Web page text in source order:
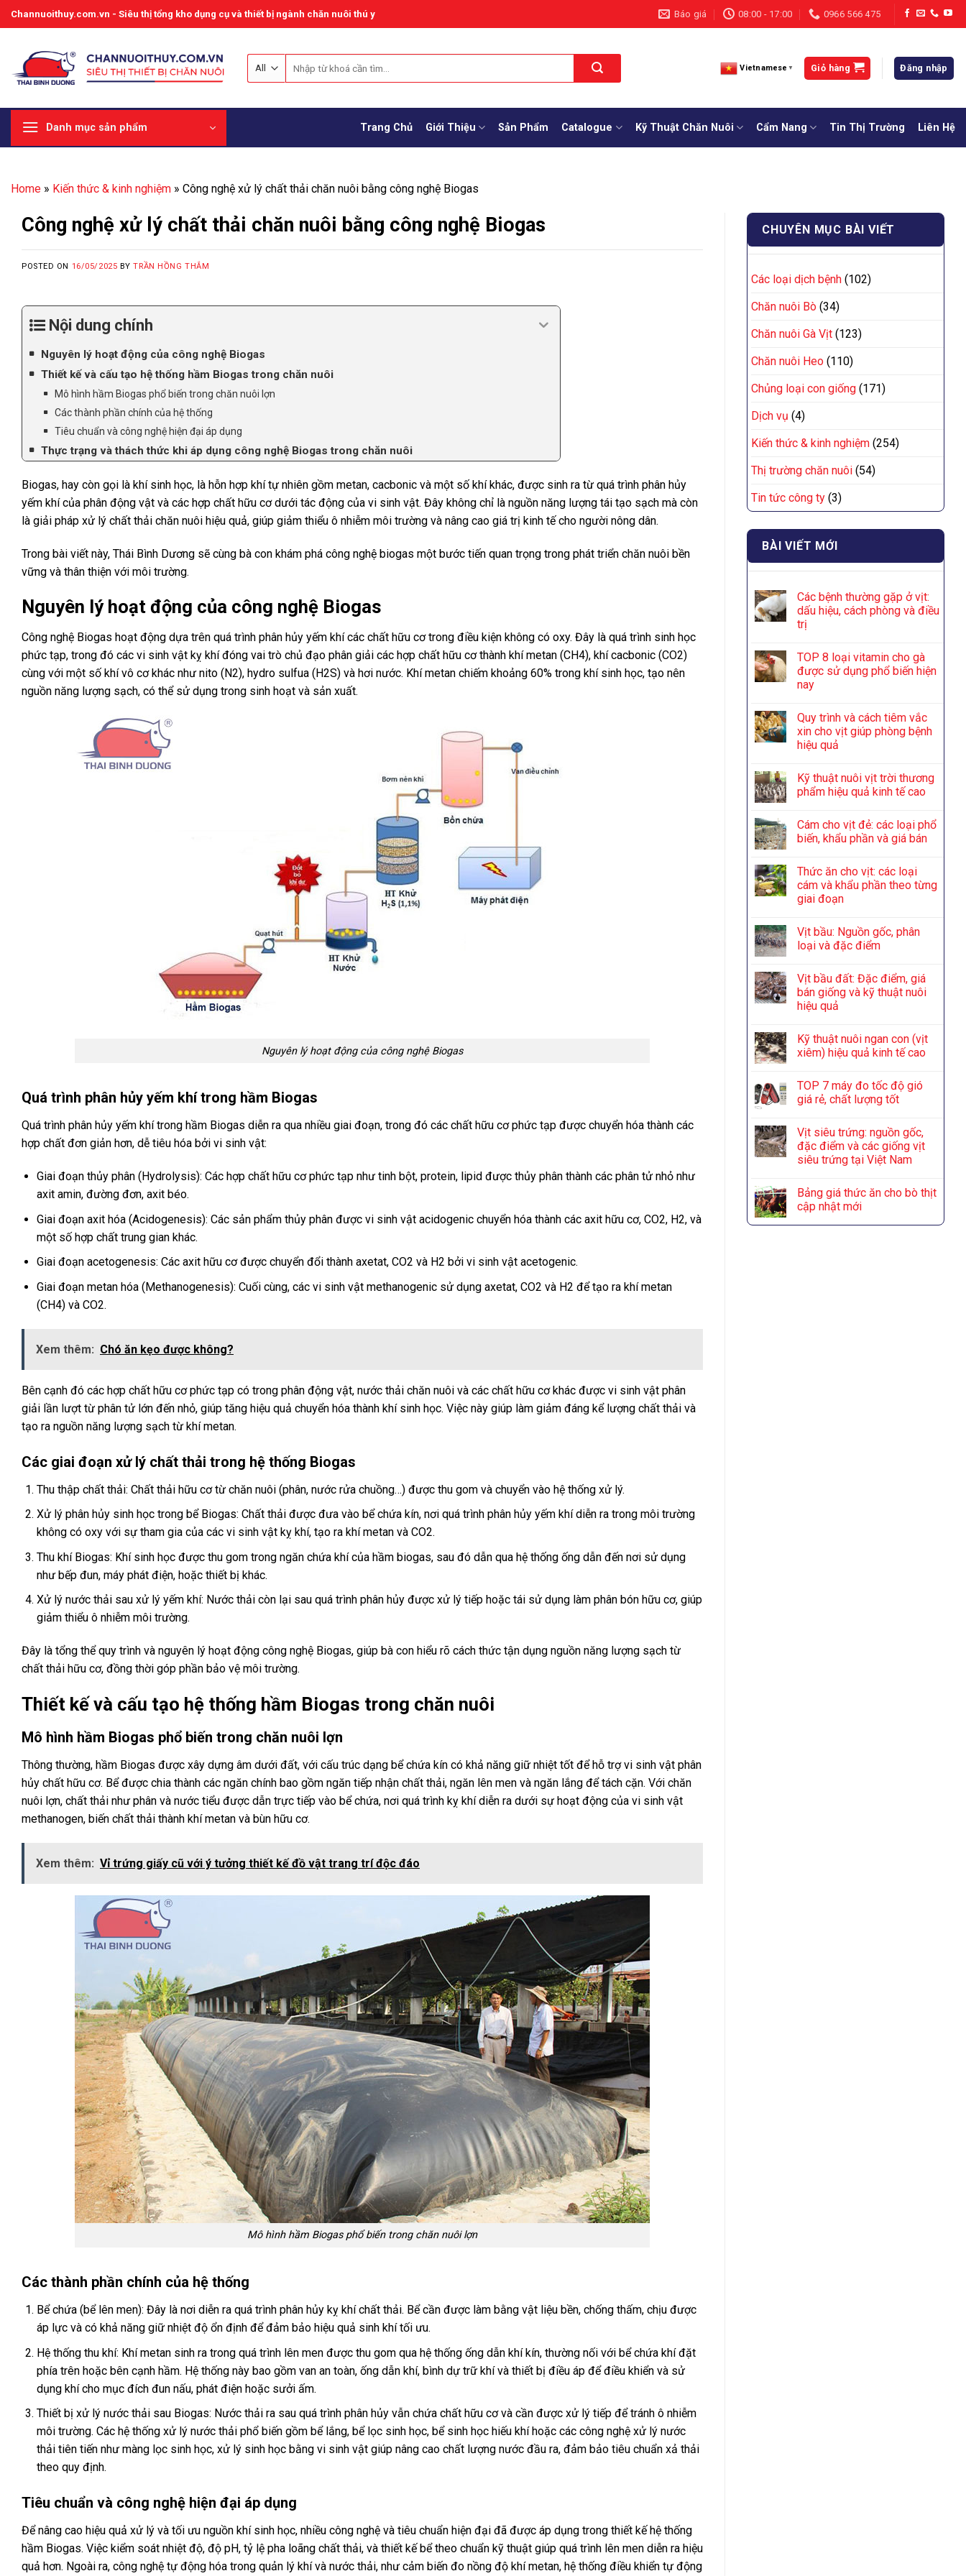
Skip
to
Channuoithuy.com.vn - Siêu thị tổng kho dụng cụ và thiết bị ngành chăn nuôi thú y Báo giá 08:00 - 17:00 0966 566 475
kiếm:
Vietnamese ▼ Giỏ hàng Đăng nhập
Danh mục sản phẩm Trang Chủ Giới Thiệu Sản Phẩm Catalogue Kỹ Thuật Chăn Nuôi Cẩm Nang Tin Thị Trường Liên Hệ
Home » Kiến thức & kinh nghiệm » Công nghệ xử lý chất thải chăn nuôi bằng công nghệ Biogas
Công nghệ xử lý chất thải chăn nuôi bằng công nghệ Biogas
POSTED ON 16/05/2025 BYTRẦN HỒNG THẮM
Nội dung chính
Nguyên lý hoạt động của công nghệ Biogas
Thiết kế và cấu tạo hệ thống hầm Biogas trong chăn nuôi
Mô hình hầm Biogas phổ biến trong chăn nuôi lợn
Các thành phần chính của hệ thống
Tiêu chuẩn và công nghệ hiện đại áp dụng
Thực trạng và thách thức khi áp dụng công nghệ Biogas trong chăn nuôi
Biogas, hay còn gọi là khí sinh học, là hỗn hợp khí tự nhiên gồm metan, cacbonic và một số khí khác, được sinh ra từ quá trình phân hủy
yếm khí của phân động vật và các hợp chất hữu cơ dưới tác động của vi sinh vật. Đây không chỉ là nguồn năng lượng tái tạo sạch mà còn
là giải pháp xử lý chất thải chăn nuôi hiệu quả, giúp giảm thiểu ô nhiễm môi trường và nâng cao giá trị kinh tế cho người nông dân.
Trong bài viết này, Thái Bình Dương sẽ cùng bà con khám phá công nghệ biogas một bước tiến quan trọng trong phát triển chăn nuôi bền
vững và thân thiện với môi trường.
Nguyên lý hoạt động của công nghệ Biogas
Công nghệ Biogas hoạt động dựa trên quá trình phân hủy yếm khí các chất hữu cơ trong điều kiện không có oxy. Đây là quá trình sinh học
phức tạp, trong đó các vi sinh vật kỵ khí đóng vai trò chủ đạo phân giải các hợp chất hữu cơ thành khí metan (CH4), khí cacbonic (CO2)
cùng với một số khí vô cơ khác như nito (N2), hydro sulfua (H2S) và hơi nước. Khí metan chiếm khoảng 60% trong khí sinh học, tạo nên
nguồn năng lượng sạch, có thể sử dụng trong sinh hoạt và sản xuất.
Nguyên lý hoạt động của công nghệ Biogas
Quá trình phân hủy yếm khí trong hầm Biogas
Quá trình phân hủy yếm khí trong hầm Biogas diễn ra qua nhiều giai đoạn, trong đó các chất hữu cơ phức tạp được chuyển hóa thành các
hợp chất đơn giản hơn, dễ tiêu hóa bởi vi sinh vật:
Giai đoạn thủy phân (Hydrolysis): Các hợp chất hữu cơ phức tạp như tinh bột, protein, lipid được thủy phân thành các phân tử nhỏ như
axit amin, đường đơn, axit béo.
Giai đoạn axit hóa (Acidogenesis): Các sản phẩm thủy phân được vi sinh vật acidogenic chuyển hóa thành các axit hữu cơ, CO2, H2, và
một số hợp chất trung gian khác.
Giai đoạn acetogenesis: Các axit hữu cơ được chuyển đổi thành axetat, CO2 và H2 bởi vi sinh vật acetogenic.
Giai đoạn metan hóa (Methanogenesis): Cuối cùng, các vi sinh vật methanogenic sử dụng axetat, CO2 và H2 để tạo ra khí metan
(CH4) và CO2.
Xem thêm: Chó ăn kẹo được không?
Bên cạnh đó các hợp chất hữu cơ phức tạp có trong phân động vật, nước thải chăn nuôi và các chất hữu cơ khác được vi sinh vật phân
giải lần lượt từ phân tử lớn đến nhỏ, giúp tăng hiệu quả chuyển hóa thành khí sinh học. Việc này giúp làm giảm đáng kể lượng chất thải và
tạo ra nguồn năng lượng sạch từ khí metan.
Các giai đoạn xử lý chất thải trong hệ thống Biogas
Thu thập chất thải: Chất thải hữu cơ từ chăn nuôi (phân, nước rửa chuồng…) được thu gom và chuyển vào hệ thống xử lý.
Xử lý phân hủy sinh học trong bể Biogas: Chất thải được đưa vào bể chứa kín, nơi quá trình phân hủy yếm khí diễn ra trong môi trường
không có oxy với sự tham gia của các vi sinh vật kỵ khí, tạo ra khí metan và CO2.
Thu khí Biogas: Khí sinh học được thu gom trong ngăn chứa khí của hầm biogas, sau đó dẫn qua hệ thống ống dẫn đến nơi sử dụng
như bếp đun, máy phát điện, hoặc thiết bị khác.
Xử lý nước thải sau xử lý yếm khí: Nước thải còn lại sau quá trình phân hủy được xử lý tiếp hoặc tái sử dụng làm phân bón hữu cơ, giúp
giảm thiểu ô nhiễm môi trường.
Đây là tổng thể quy trình và nguyên lý hoạt động công nghệ Biogas, giúp bà con hiểu rõ cách thức tận dụng nguồn năng lượng sạch từ
chất thải hữu cơ, đồng thời góp phần bảo vệ môi trường.
Thiết kế và cấu tạo hệ thống hầm Biogas trong chăn nuôi
Mô hình hầm Biogas phổ biến trong chăn nuôi lợn
Thông thường, hầm Biogas được xây dựng âm dưới đất, với cấu trúc dạng bể chứa kín có khả năng giữ nhiệt tốt để hỗ trợ vi sinh vật phân
hủy chất hữu cơ. Bể được chia thành các ngăn chính bao gồm ngăn tiếp nhận chất thải, ngăn lên men và ngăn lắng để tách cặn. Với chăn
nuôi lợn, chất thải như phân và nước tiểu được dẫn trực tiếp vào bể chứa, nơi quá trình kỵ khí diễn ra dưới sự hoạt động của vi sinh vật
methanogen, biến chất thải thành khí metan và bùn hữu cơ.
Xem thêm: Vỉ trứng giấy cũ với ý tưởng thiết kế đồ vật trang trí độc đáo
Mô hình hầm Biogas phổ biến trong chăn nuôi lợn
Các thành phần chính của hệ thống
Bể chứa (bể lên men): Đây là nơi diễn ra quá trình phân hủy kỵ khí chất thải. Bể cần được làm bằng vật liệu bền, chống thấm, chịu được
áp lực và có khả năng giữ nhiệt độ ổn định để đảm bảo hiệu quả sinh khí tối ưu.
Hệ thống thu khí: Khí metan sinh ra trong quá trình lên men được thu gom qua hệ thống ống dẫn khí kín, thường nối với bể chứa khí đặt
phía trên hoặc bên cạnh hầm. Hệ thống này bao gồm van an toàn, ống dẫn khí, bình dự trữ khí và thiết bị điều áp để điều khiển và sử
dụng khí cho mục đích đun nấu, phát điện hoặc sưởi ấm.
Thiết bị xử lý nước thải sau Biogas: Nước thải ra sau quá trình phân hủy vẫn chứa chất hữu cơ và cần được xử lý tiếp để tránh ô nhiễm
môi trường. Các hệ thống xử lý nước thải phổ biến gồm bể lắng, bể lọc sinh học, bể sinh học hiếu khí hoặc các công nghệ xử lý nước
thải tiên tiến như màng lọc sinh học, xử lý sinh học bằng vi sinh vật giúp nâng cao chất lượng nước đầu ra, đảm bảo tiêu chuẩn xả thải
theo quy định.
Tiêu chuẩn và công nghệ hiện đại áp dụng
Để nâng cao hiệu quả xử lý và tối ưu nguồn khí sinh học, nhiều công nghệ và tiêu chuẩn hiện đại đã được áp dụng trong thiết kế hệ thống
hầm Biogas. Việc kiểm soát nhiệt độ, độ pH, tỷ lệ pha loãng chất thải, và thiết kế bể theo chuẩn kỹ thuật giúp quá trình lên men diễn ra hiệu
quả hơn. Ngoài ra, công nghệ tự động hóa trong quản lý khí và nước thải, như cảm biến đo nồng độ khí metan, hệ thống điều khiển tự động
CHUYÊN MỤC BÀI VIẾT
Các loại dịch bệnh (102)
Chăn nuôi Bò (34)
Chăn nuôi Gà Vịt (123)
Chăn nuôi Heo (110)
Chủng loại con giống (171)
Dịch vụ (4)
Kiến thức & kinh nghiệm (254)
Thị trường chăn nuôi (54)
Tin tức công ty (3)
BÀI VIẾT MỚI
Các bệnh thường gặp ở vịt:
dấu hiệu, cách phòng và điều
trị
TOP 8 loại vitamin cho gà
được sử dụng phổ biến hiện
nay
Quy trình và cách tiêm vắc
xin cho vịt giúp phòng bệnh
hiệu quả
Kỹ thuật nuôi vịt trời thương
phẩm hiệu quả kinh tế cao
Cám cho vịt đẻ: các loại phổ
biến, khẩu phần và giá bán
Thức ăn cho vịt: các loại
cám và khẩu phần theo từng
giai đoạn
Vịt bầu: Nguồn gốc, phân
loại và đặc điểm
Vịt bầu đất: Đặc điểm, giá
bán giống và kỹ thuật nuôi
hiệu quả
Kỹ thuật nuôi ngan con (vịt
xiêm) hiệu quả kinh tế cao
TOP 7 máy đo tốc độ gió
giá rẻ, chất lượng tốt
Vịt siêu trứng: nguồn gốc,
đặc điểm và các giống vịt
siêu trứng tại Việt Nam
Bảng giá thức ăn cho bò thịt
cập nhật mới